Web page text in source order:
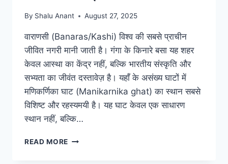
By Shalu Anant August 27, 2025
वाराणसी (Banaras/Kashi) विश्व की सबसे प्राचीन
जीवित नगरी मानी जाती है। गंगा के किनारे बसा यह शहर
केवल आस्था का केंद्र नहीं, बल्कि भारतीय संस्कृति और
सभ्यता का जीवंत दस्तावेज़ है। यहाँ के असंख्य घाटों में
मणिकर्णिका घाट (Manikarnika ghat) का स्थान सबसे
विशिष्ट और रहस्यमयी है। यह घाट केवल एक साधारण
स्थान नहीं, बल्कि…
READ MORE